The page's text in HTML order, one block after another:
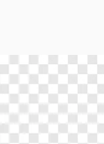
A plataforma criativa